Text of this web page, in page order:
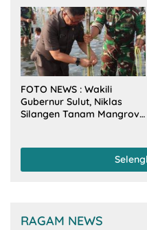
Sulut Bersama Wamenkes
RI
FOTO NEWS : Wakili
Gubernur Sulut, Niklas
Silangen Tanam Mangrove
RAGAM NEWS